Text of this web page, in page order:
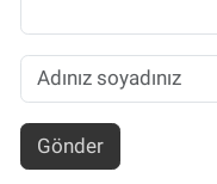
Gönder